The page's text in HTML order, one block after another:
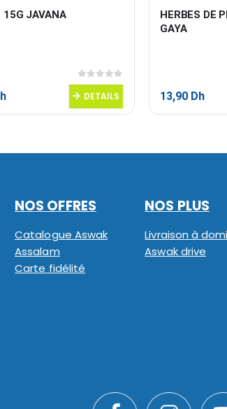
15G JAVANA
0sur 5
DETAILS
HERBES DE
GAYA
13,90 Dh
NOS OFFRES
Catalogue Aswak
Assalam
Carte fidélité
NOS PLUS
Livraison à
Aswak drive